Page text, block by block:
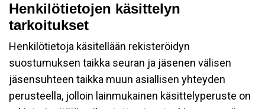
Henkilötietojen käsittelyn
tarkoitukset
Henkilötietoja käsitellään rekisteröidyn
suostumuksen taikka seuran ja jäsenen välisen
jäsensuhteen taikka muun asiallisen yhteyden
perusteella, jolloin lainmukainen käsittelyperuste on